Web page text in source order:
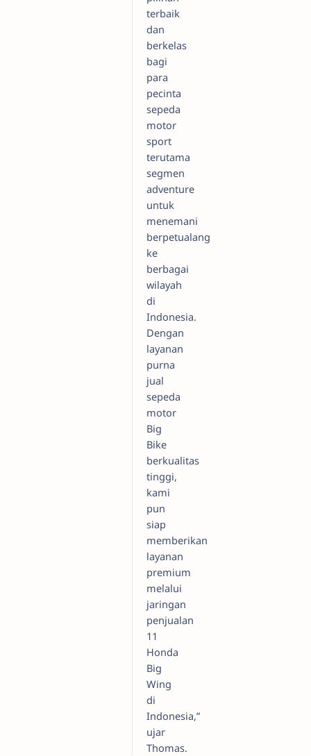
terbaik
dan
berkelas
bagi
para
pecinta
sepeda
motor
sport
terutama
segmen
adventure
untuk
menemani
berpetualang
ke
berbagai
wilayah
di
Indonesia.
Dengan
layanan
purna
jual
sepeda
motor
Big
Bike
berkualitas
tinggi,
kami
pun
siap
memberikan
layanan
premium
melalui
jaringan
penjualan
11
Honda
Big
Wing
di
Indonesia,”
ujar
Thomas.